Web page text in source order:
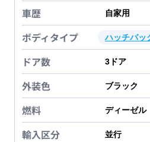
車歴 自家用
ボディタイプ ハッチバッ
ドア数 3 ドア
外装色 ブラック
燃料 ディーゼル
輸入区分 並行